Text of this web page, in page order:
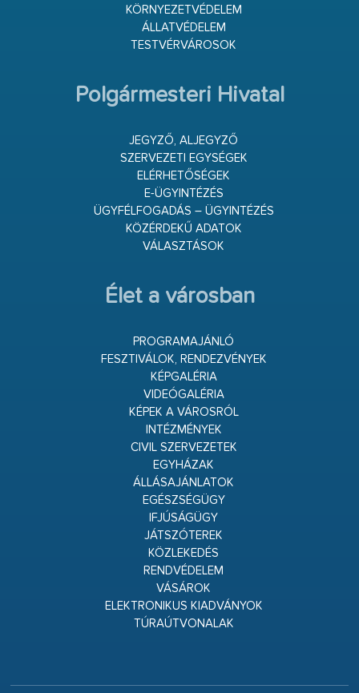
KÖRNYEZETVÉDELEM
ÁLLATVÉDELEM
TESTVÉRVÁROSOK
Polgármesteri Hivatal
JEGYZŐ, ALJEGYZŐ
SZERVEZETI EGYSÉGEK
ELÉRHETŐSÉGEK
E-ÜGYINTÉZÉS
ÜGYFÉLFOGADÁS – ÜGYINTÉZÉS
KÖZÉRDEKŰ ADATOK
VÁLASZTÁSOK
Élet a városban
PROGRAMAJÁNLÓ
FESZTIVÁLOK, RENDEZVÉNYEK
KÉPGALÉRIA
VIDEÓGALÉRIA
KÉPEK A VÁROSRÓL
INTÉZMÉNYEK
CIVIL SZERVEZETEK
EGYHÁZAK
ÁLLÁSAJÁNLATOK
EGÉSZSÉGÜGY
IFJÚSÁGÜGY
JÁTSZÓTEREK
KÖZLEKEDÉS
RENDVÉDELEM
VÁSÁROK
ELEKTRONIKUS KIADVÁNYOK
TÚRAÚTVONALAK